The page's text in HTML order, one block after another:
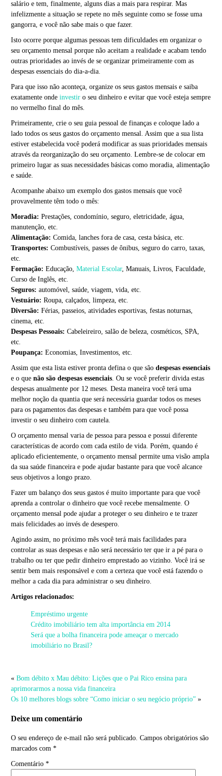
salário e tem, finalmente, alguns dias a mais para respirar. Mas
infelizmente a situação se repete no mês seguinte como se fosse uma
gangorra, e você não sabe mais o que fazer.
Isto ocorre porque algumas pessoas tem dificuldades em organizar o
seu orçamento mensal porque não aceitam a realidade e acabam tendo
outras prioridades ao invés de se organizar primeiramente com as
despesas essenciais do dia-a-dia.
Para que isso não aconteça, organize os seus gastos mensais e saiba
exatamente ondeinvestir o seu dinheiro e evitar que você esteja sempre
no vermelho final do mês.
Primeiramente, crie o seu guia pessoal de finanças e coloque lado a
lado todos os seus gastos do orçamento mensal. Assim que a sua lista
estiver estabelecida você poderá modificar as suas prioridades mensais
através da reorganização do seu orçamento. Lembre-se de colocar em
primeiro lugar as suas necessidades básicas como moradia, alimentação
e saúde.
Acompanhe abaixo um exemplo dos gastos mensais que você
provavelmente têm todo o mês:
Moradia: Prestações, condomínio, seguro, eletricidade, água,
manutenção, etc.
Alimentação: Comida, lanches fora de casa, cesta básica, etc.
Transportes: Combustíveis, passes de ônibus, seguro do carro, taxas,
etc.
Formação: Educação,Material Escolar, Manuais, Livros, Faculdade,
Curso de Inglês, etc.
Seguros: automóvel, saúde, viagem, vida, etc.
Vestuário: Roupa, calçados, limpeza, etc.
Diversão:Férias, passeios, atividades esportivas, festas noturnas,
cinema, etc.
Despesas Pessoais: Cabeleireiro, salão de beleza, cosméticos, SPA,
etc.
Poupança:Economias, Investimentos, etc.
Assim que esta lista estiver pronta defina o que sãodespesas essenciais
e o quenão são despesas essenciais. Ou se você preferir divida estas
despesas anualmente por 12 meses. Desta maneira você terá uma
melhor noção da quantia que será necessária guardar todos os meses
para os pagamentos das despesas e também para que você possa
investir o seu dinheiro com cautela.
O orçamento mensal varia de pessoa para pessoa e possui diferente
características de acordo com cada estilo de vida. Porém, quando é
aplicado eficientemente, o orçamento mensal permite uma visão ampla
da sua saúde financeira e pode ajudar bastante para que você alcance
seus objetivos a longo prazo.
Fazer um balanço dos seus gastos é muito importante para que você
aprenda a controlar o dinheiro que você recebe mensalmente. O
orçamento mensal pode ajudar a proteger o seu dinheiro e te trazer
mais felicidades ao invés de desespero.
Agindo assim, no próximo mês você terá mais facilidades para
controlar as suas despesas e não será necessário ter que ir a pé para o
trabalho ou ter que pedir dinheiro emprestado ao vizinho. Você irá se
sentir bem mais responsável e com a certeza que você está fazendo o
melhor a cada dia para administrar o seu dinheiro.
Artigos relacionados:
Empréstimo urgente
Crédito imobiliário tem alta importância em 2014
Será que a bolha financeira pode ameaçar o mercado
imobiliário no Brasil?
«Bom débito x Mau débito: Lições que o Pai Rico ensina para
aprimorarmos a nossa vida financeira
Os 10 melhores blogs sobre “Como iniciar o seu negócio próprio” »
Deixe um comentário
O seu endereço de e-mail não será publicado. Campos obrigatórios são
marcados com*
Comentário*